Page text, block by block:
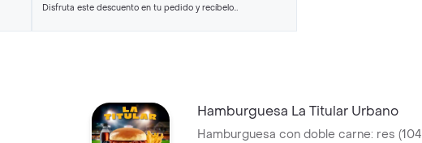
Disfruta este descuento en tu pedido y recíbelo
Hamburguesa La Titular Urbano
Hamburguesa con doble carne: res (104